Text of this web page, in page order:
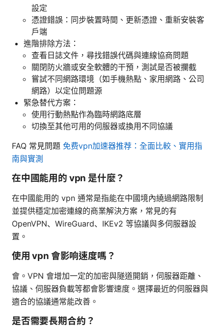
設定
憑證錯誤：同步裝置時間、更新憑證、重新安裝客
戶端
進階排除方法：
查看日誌文件，尋找錯誤代碼與連線協商問題
關閉防火牆或安全軟體的干預，測試是否被攔截
嘗試不同網路環境（如手機熱點、家用網路、公司
網路）以定位問題源
緊急替代方案：
使用行動熱點作為臨時網路底層
切換至其他可用的伺服器或換用不同協議
FAQ 常見問題 免费vpn加速器推荐：全面比較、實用指
南與實測
在中國能用的 vpn 是什麼？
在中國能用的 vpn 通常是指能在中國境內繞過網路限制
並提供穩定加密連線的商業解決方案，常見的有
OpenVPN、WireGuard、IKEv2 等協議與多伺服器設
置。
使用 vpn 會影响速度嗎？
會。VPN 會增加一定的加密與隧道開銷，伺服器距離、
協議、伺服器負載等都會影響速度。選擇最近的伺服器與
適合的協議通常能改善。
是否需要長期合約？